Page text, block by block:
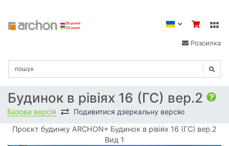
Розсилка
Будинок в рівіях 16 (ГС) вер.2
Базова версія Подивитися дзеркальну версію
Проєкт будинку ARCHON+ Будинок в рівіях 16 (ГС) вер.2
Вид 1